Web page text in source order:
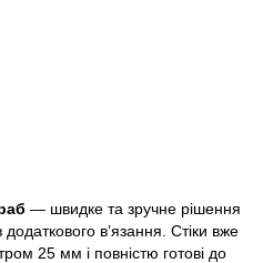
— швидке та зручне рішення
в’язання. Стіки вже
25 мм і повністю готові до